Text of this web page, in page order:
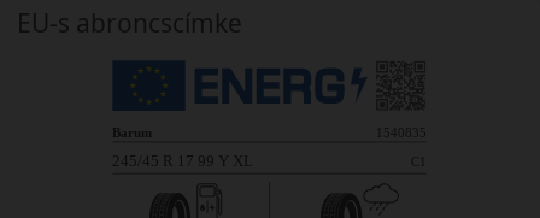
EU-s abroncscímke